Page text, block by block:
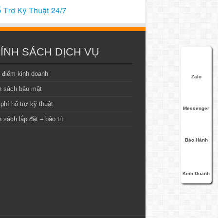
SÁCH DỊCH VỤ
điểm kinh doanh
sách bảo mật
phí hổ trợ kỹ thuật
sách lắp đặt – bảo trì
Zalo
Messenger
Bảo Hành
Kinh Doanh